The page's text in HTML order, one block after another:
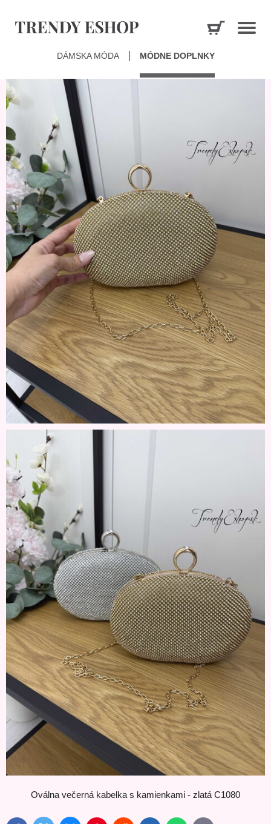
DÁMSKA MÓDA MÓDNE DOPLNKY
Oválna večerná kabelka s kamienkami - zlatá C1080